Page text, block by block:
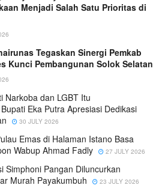
Menjadi Salah Satu Prioritas di
Tegaskan Sinergi Pemkab
Kunci Pembangunan Solok Selatan
Narkoba dan LGBT Itu
Eka Putra Apresiasi Dedikasi
30 JULY 2026
Emas di Halaman Istano Basa
Wabup Ahmad Fadly
27 JULY 2026
Simphoni Pangan Diluncurkan
Murah Payakumbuh
23 JULY 2026